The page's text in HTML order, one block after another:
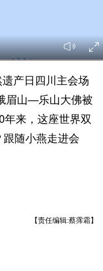
产日四川主会场
眉山—乐山大佛被
来，这座世界双
随小燕走进会
【责任编辑:蔡霈霜】